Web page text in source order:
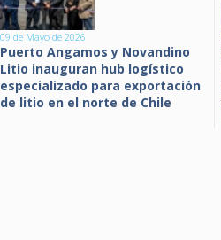
09 de Mayo de 2026
Puerto Angamos y Novandino
Litio inauguran hub logístico
especializado para exportación
de litio en el norte de Chile